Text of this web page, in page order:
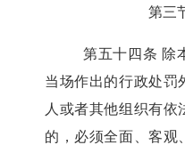
第三
第五十四条 除
当场作出的行政处罚
人或者其他组织有
的，必须全面、客观